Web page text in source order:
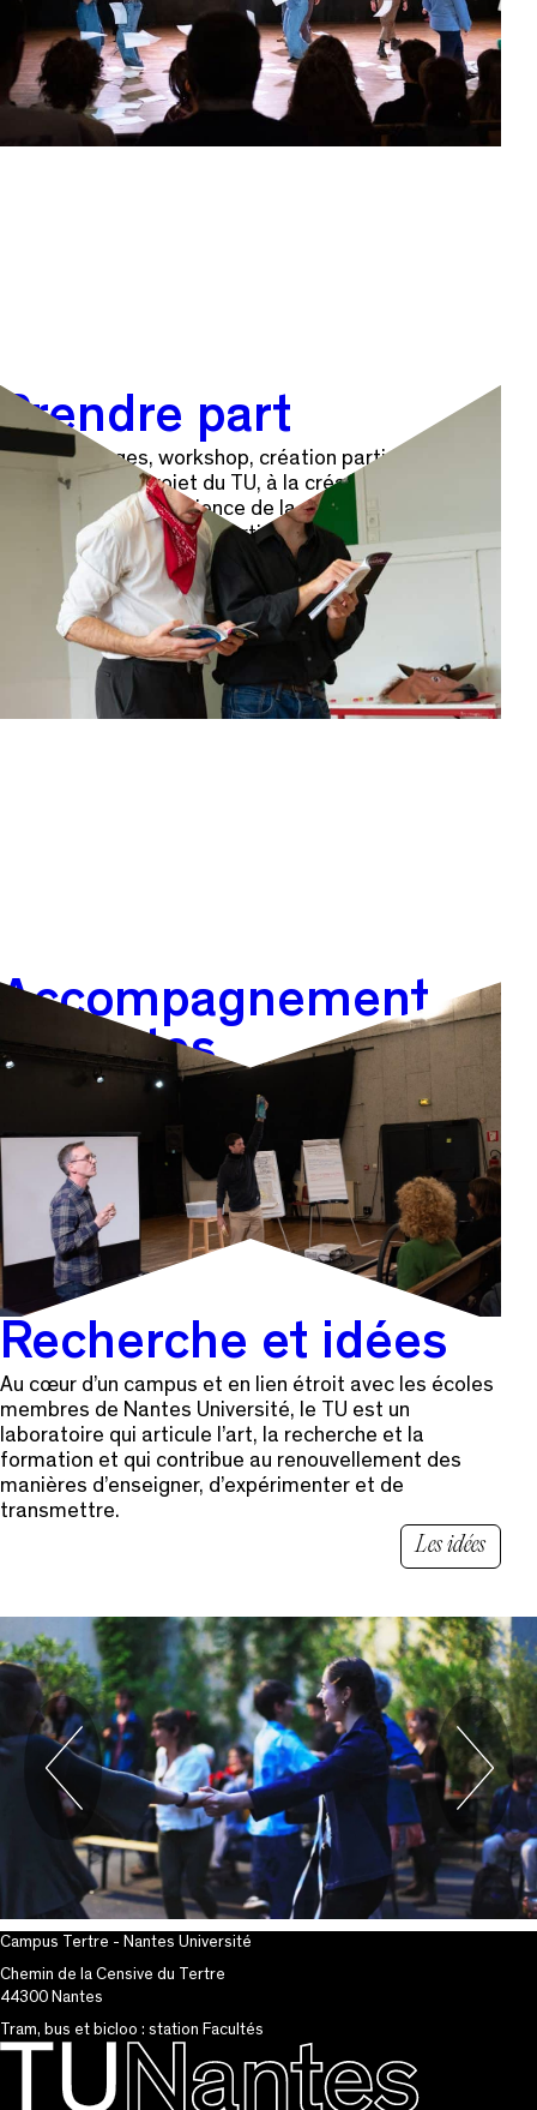
Prendre part
Ateliers, stages, workshop, création participatives…
prenez part au projet du TU, à la création d’une
oeuvre, faites l’expérience de la scène, participez aux
ateliers en compagnie d’artistes professionnel·les
Prenez part
Accompagnement
d’artistes
Le TU est un pôle d’accompagnement pour la jeune
création avec des dispositifs d’insertion
professionnelle, de compagnonnage artistique, un
bureau des artistes,…
Accompagnement d’artistes
Recherche et idées
Au cœur d’un campus et en lien étroit avec les écoles
membres de Nantes Université, le TU est un
laboratoire qui articule l’art, la recherche et la
formation et qui contribue au renouvellement des
manières d’enseigner, d’expérimenter et de
transmettre.
Les idées
Précédent
Campus Tertre - Nantes Université
Chemin de la Censive du Tertre
44300 Nantes
Tram, bus et bicloo : station Facultés